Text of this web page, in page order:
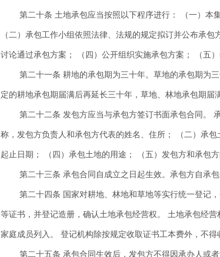
第二十条 土地承包应当按照以下程序进行： （一）本
（二）承包工作小组依照法律、法规的规定拟订并公布承
讨论通过承包方案； （四）公开组织实施承包方案； （五
第二十一条 耕地的承包期为三十年。草地的承包期为
定的耕地承包期届满后再延长三十年，草地、林地承包期届
第二十二条 发包方应当与承包方签订书面承包合同。
称，发包方负责人和承包方代表的姓名、住所； （二）承
起止日期； （四）承包土地的用途； （五）发包方和承包
第二十三条 承包合同自成立之日起生效。承包方自承
第二十四条 国家对耕地、林地和草地等实行统一登记
等证书，并登记造册，确认土地承包经营权。 土地承包经
家庭成员列入。 登记机构除按规定收取证书工本费外，不得
第二十五条 承包合同生效后，发包方不得因承办人或